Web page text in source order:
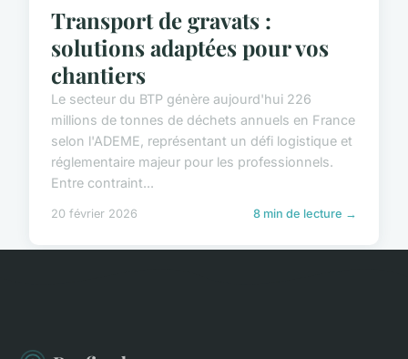
Transport de gravats :
solutions adaptées pour vos
chantiers
Le secteur du BTP génère aujourd'hui 226
millions de tonnes de déchets annuels en France
selon l'ADEME, représentant un défi logistique et
réglementaire majeur pour les professionnels.
Entre contraint...
20 février 2026 8 min de lecture →